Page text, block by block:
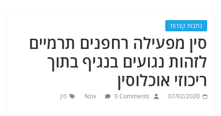
כתבות קצרות
סין מפעילה רחפנים תרמיים
לזהות נגועים בנגיף בתוך
ריכוזי אוכלוסין
07/02/2020
Nziv 0 Comments סין